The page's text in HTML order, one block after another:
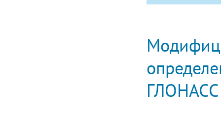
ГЛОНАСС